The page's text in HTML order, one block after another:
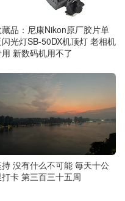
品：尼康Nikon原厂胶片单
闪光灯SB-50DX机顶灯 老相机
新数码机用不了
持 没有什么不可能 毎天十公
打卡 第三百三十五周